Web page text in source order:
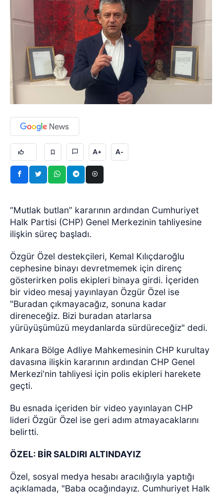
A+ A-
“Mutlak butlan” kararının ardından Cumhuriyet
Halk Partisi (CHP) Genel Merkezinin tahliyesine
ilişkin süreç başladı.
Özgür Özel destekçileri, Kemal Kılıçdaroğlu
cephesine binayı devretmemek için direnç
gösterirken polis ekipleri binaya girdi. İçeriden
bir video mesaj yayınlayan Özgür Özel ise
"Buradan çıkmayacağız, sonuna kadar
direneceğiz. Bizi buradan atarlarsa
yürüyüşümüzü meydanlarda sürdüreceğiz" dedi.
Ankara Bölge Adliye Mahkemesinin CHP kurultay
davasına ilişkin kararının ardından CHP Genel
Merkezi'nin tahliyesi için polis ekipleri harekete
geçti.
Bu esnada içeriden bir video yayınlayan CHP
lideri Özgür Özel ise geri adım atmayacaklarını
belirtti.
ÖZEL: BİR SALDIRI ALTINDAYIZ
Özel, sosyal medya hesabı aracılığıyla yaptığı
açıklamada, "Baba ocağındayız. Cumhuriyet Halk